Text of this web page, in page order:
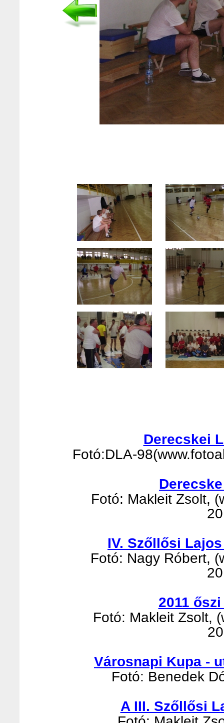
Derecskei
Fotó:DLA-
Fotó: Makleit Zsolt,
IV. Szőllősi
Fotó: Nagy Róbert,
2011
Fotó: Makleit Zsolt,
Városnapi Kupa -
Fotó: Benedek
A III. Szőllősi